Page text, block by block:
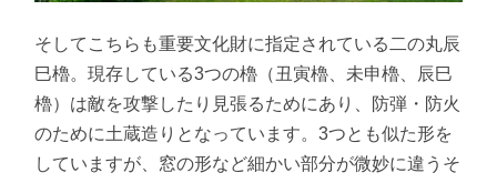
そしてこちらも重要文化財に指定されている二の丸辰
巳櫓。現存している3つの櫓（丑寅櫓、未申櫓、辰巳
櫓）は敵を攻撃したり見張るためにあり、防弾・防火
のために土蔵造りとなっています。3つとも似た形を
していますが、窓の形など細かい部分が微妙に違うそ